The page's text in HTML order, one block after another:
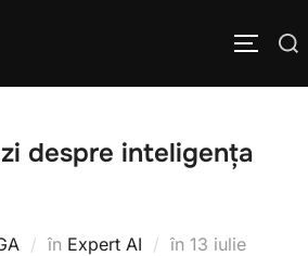
Caută
despre inteligența
în Expert AI în Publicat
13 iulie